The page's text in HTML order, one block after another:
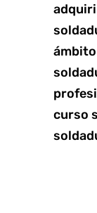
curso